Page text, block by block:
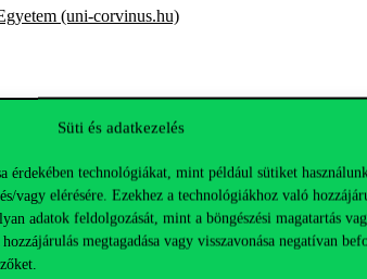
Süti és adatkezelés
érdekében technológiákat, mint például sütiket
vagy elérésére. Ezekhez a technológiákhoz való
adatok feldolgozását, mint a böngészési magatartás
megtagadása vagy visszavonása negatívan
(uni-corvinus.hu)